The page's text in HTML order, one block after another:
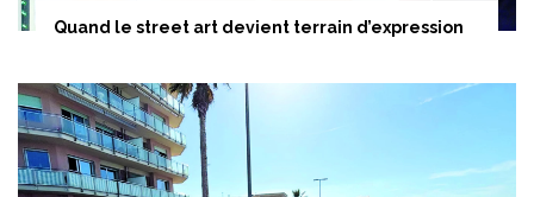
Quand le street art devient terrain d’expression